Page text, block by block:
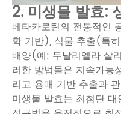
2. 미생물 발효:
베타카로틴의 전통적인
학 기반), 식물 추출(특
배양(예: 두날리엘라 살
러한 방법들은 지속가능
리고 용매 기반 추출과
미생물 발효는 최첨단